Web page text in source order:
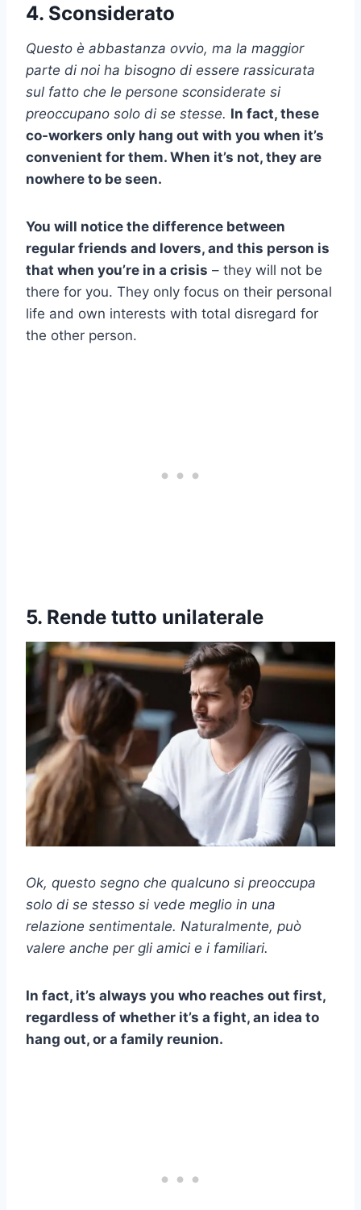
4. Sconsiderato
Questo è abbastanza ovvio, ma la maggior
parte di noi ha bisogno di essere rassicurata
sul fatto che le persone sconsiderate si
preoccupano solo di se stesse. In fact, these
co-workers only hang out with you when it’s
convenient for them. When it’s not, they are
nowhere to be seen.
You will notice the difference between
regular friends and lovers, and this person is
that when you’re in a crisis – they will not be
there for you. They only focus on their personal
life and own interests with total disregard for
the other person.
5. Rende tutto unilaterale
Ok, questo segno che qualcuno si preoccupa
solo di se stesso si vede meglio in una
relazione sentimentale. Naturalmente, può
valere anche per gli amici e i familiari.
In fact, it’s always you who reaches out first,
regardless of whether it’s a fight, an idea to
hang out, or a family reunion.